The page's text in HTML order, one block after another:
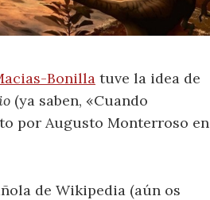
Bonilla tuve la idea de
(ya saben, «Cuando
por Augusto Monterroso en
de Wikipedia (aún os